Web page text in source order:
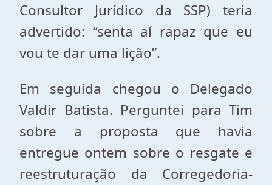
Consultor Jurídico da SSP) teria
advertido: “senta aí rapaz que eu
vou te dar uma lição”.
Em seguida chegou o Delegado
Valdir Batista. Perguntei para Tim
sobre a proposta que havia
entregue ontem sobre o resgate e
reestruturação da Corregedoria-